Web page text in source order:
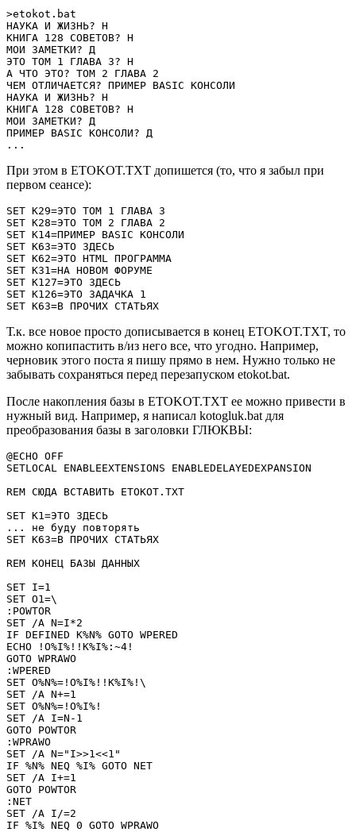
>etokot.bat
НАУКА И ЖИЗНЬ? Н
КНИГА 128 СОВЕТОВ? Н
МОИ ЗАМЕТКИ? Д
ЭТО ТОМ 1 ГЛАВА 3? Н
А ЧТО ЭТО? ТОМ 2 ГЛАВА 2
ЧЕМ ОТЛИЧАЕТСЯ? ПРИМЕР BASIC КОНСОЛИ
НАУКА И ЖИЗНЬ? Н
КНИГА 128 СОВЕТОВ? Н
МОИ ЗАМЕТКИ? Д
ПРИМЕР BASIC КОНСОЛИ? Д
...
При этом в ETOKOT.TXT допишется (то, что я забыл при
первом сеансе):
SET K29=ЭТО ТОМ 1 ГЛАВА 3
SET K28=ЭТО ТОМ 2 ГЛАВА 2
SET K14=ПРИМЕР BASIC КОНСОЛИ
SET K63=ЭТО ЗДЕСЬ
SET K62=ЭТО HTML ПРОГРАММА
SET K31=НА НОВОМ ФОРУМЕ
SET K127=ЭТО ЗДЕСЬ
SET K126=ЭТО ЗАДАЧКА 1
SET K63=В ПРОЧИХ СТАТЬЯХ
Т.к. все новое просто дописывается в конец ETOKOT.TXT, то
можно копипастить в/из него все, что угодно. Например,
черновик этого поста я пишу прямо в нем. Нужно только не
забывать сохраняться перед перезапуском etokot.bat.
После накопления базы в ETOKOT.TXT ее можно привести в
нужный вид. Например, я написал kotogluk.bat для
преобразования базы в заголовки ГЛЮКВЫ:
@ECHO OFF
SETLOCAL ENABLEEXTENSIONS ENABLEDELAYEDEXPANSION
REM СЮДА ВСТАВИТЬ ETOKOT.TXT
SET K1=ЭТО ЗДЕСЬ
... не буду повторять
SET K63=В ПРОЧИХ СТАТЬЯХ
REM КОНЕЦ БАЗЫ ДАННЫХ
SET I=1
SET O1=\
:POWTOR
SET /A N=I*2
IF DEFINED K%N% GOTO WPERED
ECHO !O%I%!!K%I%:~4!
GOTO WPRAWO
:WPERED
SET O%N%=!O%I%!!K%I%!\
SET /A N+=1
SET O%N%=!O%I%!
SET /A I=N-1
GOTO POWTOR
:WPRAWO
SET /A N="I>>1<<1"
IF %N% NEQ %I% GOTO NET
SET /A I+=1
GOTO POWTOR
:NET
SET /A I/=2
IF %I% NEQ 0 GOTO WPRAWO